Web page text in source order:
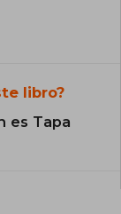
libro?
es Tapa